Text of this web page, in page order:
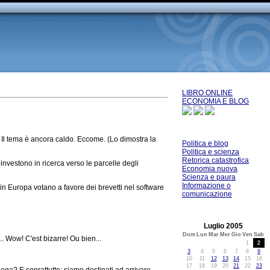
tema è ancora caldo. Eccome. (Lo dimostra la
in ricerca verso le parcelle degli
Europa votano a favore dei brevetti nel software
Wow! C'est bizarre! Ou bien...
LIBRO ONLINE
ECONOMIA E BLOG
Politica e blog
Politica e scienza
Retorica catastrofica
Economia nuova
Scienza e paura
Informazione o
comunicazione
Luglio 2005
Dom Lun Mar Mer Gio Ven Sab
1
2
3
4 5 6 7 8
9
10
11 12 13 14 15
16
17
18 19 20 21 22
23